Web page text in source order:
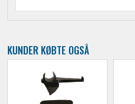
KUNDER KØBTE OGSÅ